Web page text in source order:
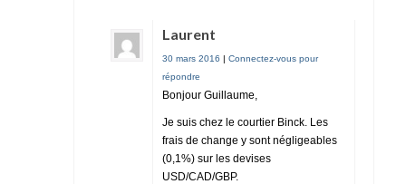
Laurent
30 mars 2016 | Connectez-vous pour
répondre
Bonjour Guillaume,
Je suis chez le courtier Binck. Les
frais de change y sont négligeables
(0,1%) sur les devises
USD/CAD/GBP.